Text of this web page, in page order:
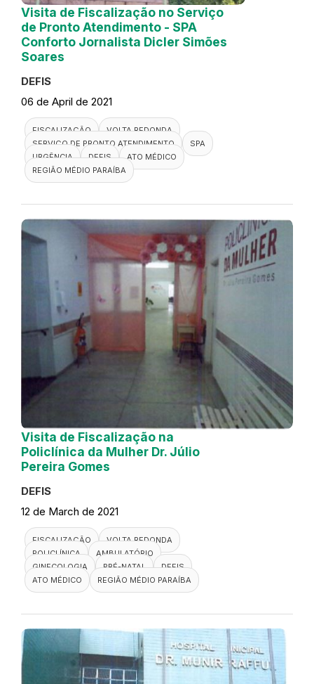
Visita de Fiscalização no Serviço
de Pronto Atendimento - SPA
Conforto Jornalista Dicler Simões
Soares
DEFIS
06 de April de 2021
FISCALIZAÇÃO
VOLTA REDONDA
SERVIÇO DE PRONTO ATENDIMENTO
SPA
URGÊNCIA
DEFIS
ATO MÉDICO
REGIÃO MÉDIO PARAÍBA
Visita de Fiscalização na
Policlínica da Mulher Dr. Júlio
Pereira Gomes
DEFIS
12 de March de 2021
FISCALIZAÇÃO
VOLTA REDONDA
POLICLÍNICA
AMBULATÓRIO
GINECOLOGIA
PRÉ-NATAL
DEFIS
ATO MÉDICO
REGIÃO MÉDIO PARAÍBA